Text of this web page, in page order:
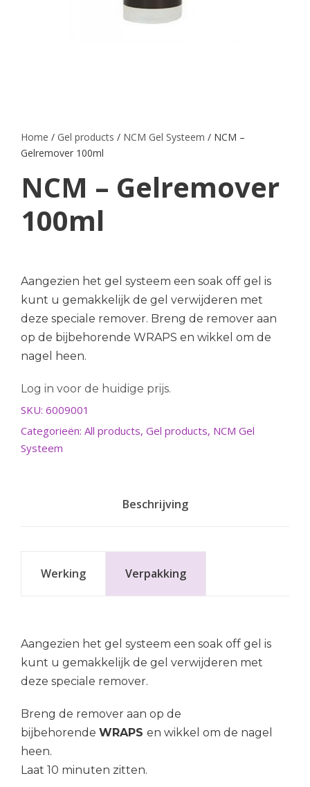
Home / Gel products / NCM Gel Systeem / NCM –
Gelremover 100ml
NCM – Gelremover
100ml
Aangezien het gel systeem een soak off gel is
kunt u gemakkelijk de gel verwijderen met
deze speciale remover. Breng de remover aan
op de bijbehorende WRAPS en wikkel om de
nagel heen.
Log in voor de huidige prijs.
SKU: 6009001
Categorieën: All products, Gel products, NCM Gel
Systeem
Beschrijving
Werking Verpakking
Aangezien het gel systeem een soak off gel is
kunt u gemakkelijk de gel verwijderen met
deze speciale remover.
Breng de remover aan op de
bijbehorende WRAPS en wikkel om de nagel
heen.
Laat 10 minuten zitten.